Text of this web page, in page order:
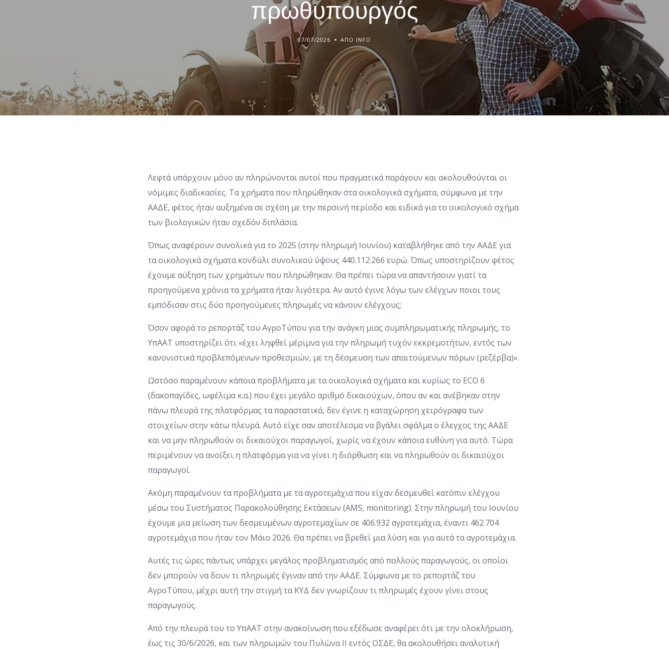
πρωθυπουργός
07/07/2026 ΑΠΌ INFO
Λεφτά υπάρχουν μόνο αν πληρώνονται αυτοί που πραγματικά παράγουν και ακολουθούνται οι
νόμιμες διαδικασίες. Τα χρήματα που πληρώθηκαν στα οικολογικά σχήματα, σύμφωνα με την
ΑΑΔΕ, φέτος ήταν αυξημένα σε σχέση με την περσινή περίοδο και ειδικά για το οικολογικό σχήμα
των βιολογικών ήταν σχεδόν διπλάσια.
Όπως αναφέρουν συνολικά για το 2025 (στην πληρωμή Ιουνίου) καταβλήθηκε από την ΑΑΔΕ για
τα οικολογικά σχήματα κονδύλι συνολικού ύψους 440.112.266 ευρώ. Όπως υποστηρίζουν φέτος
έχουμε αύξηση των χρημάτων που πληρώθηκαν. Θα πρέπει τώρα να απαντήσουν γιατί τα
προηγούμενα χρόνια τα χρήματα ήταν λιγότερα. Αν αυτό έγινε λόγω των ελέγχων ποιοι τους
εμπόδισαν στις δύο προηγούμενες πληρωμές να κάνουν ελέγχους;
Όσον αφορά το ρεπορτάζ του ΑγροΤύπου για την ανάγκη μιας συμπληρωματικής πληρωμής, το
ΥπΑΑΤ υποστηρίζει ότι «έχει ληφθεί μέριμνα για την πληρωμή τυχόν εκκρεμοτήτων, εντός των
κανονιστικά προβλεπόμενων προθεσμιών, με τη δέσμευση των απαιτούμενων πόρων (ρεζέρβα)».
Ωστόσο παραμένουν κάποια προβλήματα με τα οικολογικά σχήματα και κυρίως το ECO 6
(δακοπαγίδες, ωφέλιμα κ.α.) που έχει μεγάλο αριθμό δικαιούχων, όπου αν και ανέβηκαν στην
πάνω πλευρά της πλατφόρμας τα παραστατικά, δεν έγινε η καταχώρηση χειρόγραφα των
στοιχείων στην κάτω πλευρά. Αυτό είχε σαν αποτέλεσμα να βγάλει σφάλμα ο έλεγχος της ΑΑΔΕ
και να μην πληρωθούν οι δικαιούχοι παραγωγοί, χωρίς να έχουν κάποια ευθύνη για αυτό. Τώρα
περιμένουν να ανοίξει η πλατφόρμα για να γίνει η διόρθωση και να πληρωθούν οι δικαιούχοι
παραγωγοί.
Ακόμη παραμένουν τα προβλήματα με τα αγροτεμάχια που είχαν δεσμευθεί κατόπιν ελέγχου
μέσω του Συστήματος Παρακολούθησης Εκτάσεων (AMS, monitoring). Στην πληρωμή του Ιουνίου
έχουμε μια μείωση των δεσμευμένων αγροτεμαχίων σε 406.932 αγροτεμάχια, έναντι 462.704
αγροτεμάχια που ήταν τον Μάιο 2026. Θα πρέπει να βρεθεί μια λύση και για αυτά τα αγροτεμάχια.
Αυτές τις ώρες πάντως υπάρχει μεγάλος προβληματισμός από πολλούς παραγωγούς, οι οποίοι
δεν μπορούν να δουν τι πληρωμές έγιναν από την ΑΑΔΕ. Σύμφωνα με το ρεπορτάζ του
ΑγροΤύπου, μέχρι αυτή την στιγμή τα ΚΥΔ δεν γνωρίζουν τι πληρωμές έχουν γίνει στους
παραγωγούς.
Από την πλευρά του το ΥπΑΑΤ στην ανακοίνωση που εξέδωσε αναφέρει ότι με την ολοκλήρωση,
έως τις 30/6/2026, και των πληρωμών του Πυλώνα ΙΙ εντός ΟΣΔΕ, θα ακολουθήσει αναλυτική